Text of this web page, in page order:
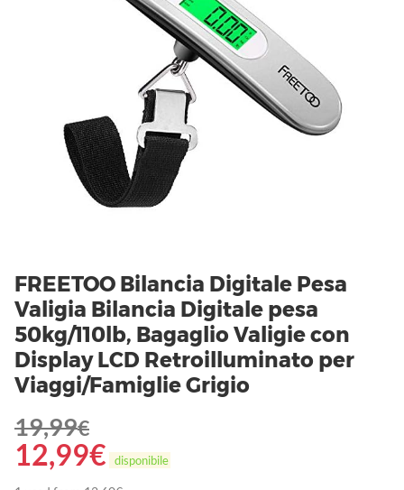
FREETOO Bilancia Digitale Pesa
Valigia Bilancia Digitale pesa
50kg/110lb, Bagaglio Valigie con
Display LCD Retroilluminato per
Viaggi/Famiglie Grigio
19,99€
12,99€ disponibile